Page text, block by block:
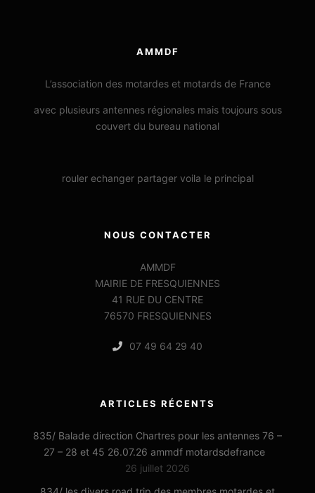
AMMDF
L’association des motardes et motards de France
avec plusieurs antennes régionales mais toujours sous
couvert du bureau national
rouler echanger partager voila le principal
NOUS CONTACTER
AMMDF
MAIRIE DE FRESQUIENNES
41 RUE DU CENTRE
76570 FRESQUIENNES
07 49 64 29 40
ARTICLES RÉCENTS
835/ Balade direction Chartres pour les antennes 76 –
27 – 28 et 45 26.07.26 ammdf motardsdefrance
26 juillet 2026